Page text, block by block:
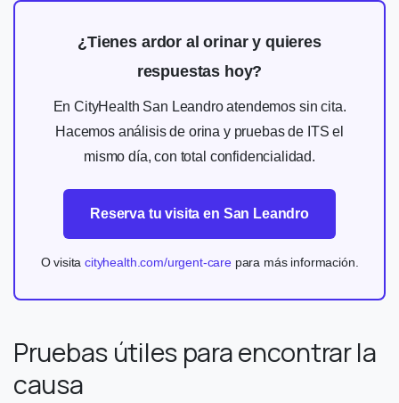
¿Tienes ardor al orinar y quieres
respuestas hoy?
En CityHealth San Leandro atendemos sin cita.
Hacemos análisis de orina y pruebas de ITS el
mismo día, con total confidencialidad.
Reserva tu visita en San Leandro
O visitacityhealth.com/urgent-carepara más información.
Pruebas útiles para encontrar la
causa